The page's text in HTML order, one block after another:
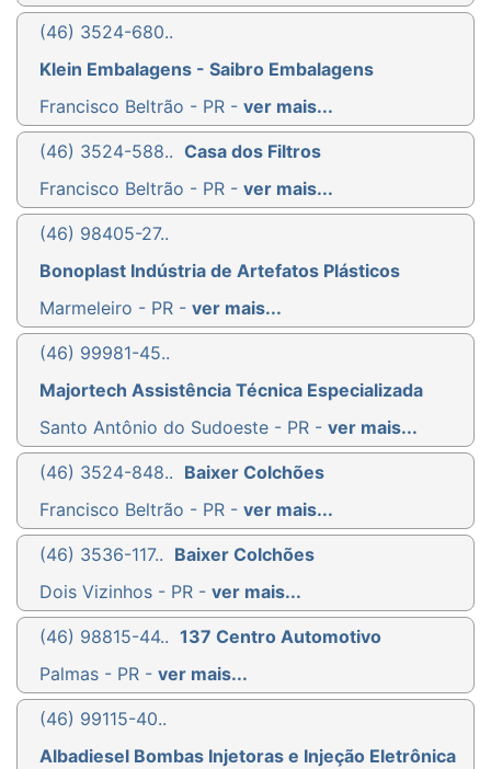
(46) 3524-680..
Klein Embalagens - Saibro Embalagens
Francisco Beltrão - PR - ver mais...
(46) 3524-588.. Casa dos Filtros
Francisco Beltrão - PR - ver mais...
(46) 98405-27..
Bonoplast Indústria de Artefatos Plásticos
Marmeleiro - PR - ver mais...
(46) 99981-45..
Majortech Assistência Técnica Especializada
Santo Antônio do Sudoeste - PR - ver mais...
(46) 3524-848.. Baixer Colchões
Francisco Beltrão - PR - ver mais...
(46) 3536-117.. Baixer Colchões
Dois Vizinhos - PR - ver mais...
(46) 98815-44.. 137 Centro Automotivo
Palmas - PR - ver mais...
(46) 99115-40..
Albadiesel Bombas Injetoras e Injeção Eletrônica